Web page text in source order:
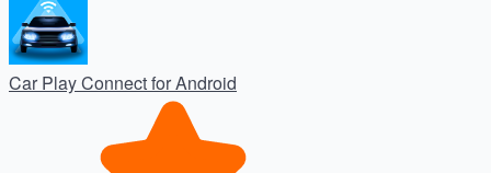
Car Play Connect for Android